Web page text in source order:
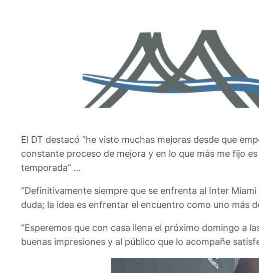
El DT destacó “he visto muchas mejoras desde que
constante proceso de mejora y en lo que más me fijo
temporada” …
“Definitivamente siempre que se enfrenta al Inter
duda; la idea es enfrentar el encuentro como uno más
“Esperemos que con casa llena el próximo domingo a
buenas impresiones y al público que lo acompañe